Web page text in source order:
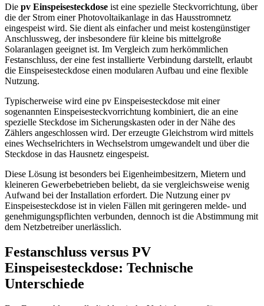
Die pv Einspeisesteckdose ist eine spezielle Steckvorrichtung, über
die der Strom einer Photovoltaikanlage in das Hausstromnetz
eingespeist wird. Sie dient als einfacher und meist kostengünstiger
Anschlussweg, der insbesondere für kleine bis mittelgroße
Solaranlagen geeignet ist. Im Vergleich zum herkömmlichen
Festanschluss, der eine fest installierte Verbindung darstellt, erlaubt
die Einspeisesteckdose einen modularen Aufbau und eine flexible
Nutzung.
Typischerweise wird eine pv Einspeisesteckdose mit einer
sogenannten Einspeisesteckvorrichtung kombiniert, die an eine
spezielle Steckdose im Sicherungskasten oder in der Nähe des
Zählers angeschlossen wird. Der erzeugte Gleichstrom wird mittels
eines Wechselrichters in Wechselstrom umgewandelt und über die
Steckdose in das Hausnetz eingespeist.
Diese Lösung ist besonders bei Eigenheimbesitzern, Mietern und
kleineren Gewerbebetrieben beliebt, da sie vergleichsweise wenig
Aufwand bei der Installation erfordert. Die Nutzung einer pv
Einspeisesteckdose ist in vielen Fällen mit geringeren melde- und
genehmigungspflichten verbunden, dennoch ist die Abstimmung mit
dem Netzbetreiber unerlässlich.
Festanschluss versus PV
Einspeisesteckdose: Technische
Unterschiede